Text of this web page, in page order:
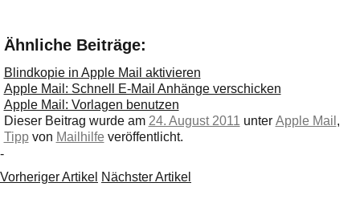
Ähnliche Beiträge:
Blindkopie in Apple Mail aktivieren
Apple Mail: Schnell E-Mail Anhänge verschicken
Apple Mail: Vorlagen benutzen
Dieser Beitrag wurde am 24. August 2011 unter Apple Mail ,
Tipp von Mailhilfe veröffentlicht.
-
Vorheriger Artikel Nächster Artikel